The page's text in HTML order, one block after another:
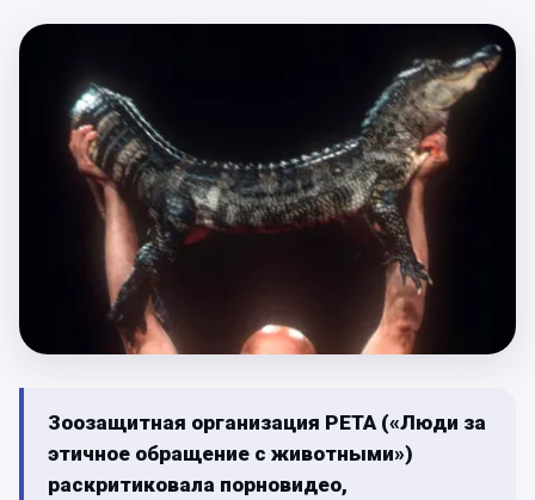
Зоозащитная организация PETA («Люди за
этичное обращение с животными»)
раскритиковала порновидео,